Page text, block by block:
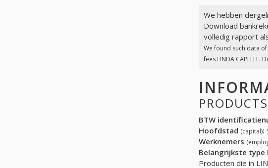
We hebben
Download
volledig rapport
We found such data of
fees LINDA
BTW
Hoofdstad (capital):
Werknemers
Belangrijkste type
Producten die in